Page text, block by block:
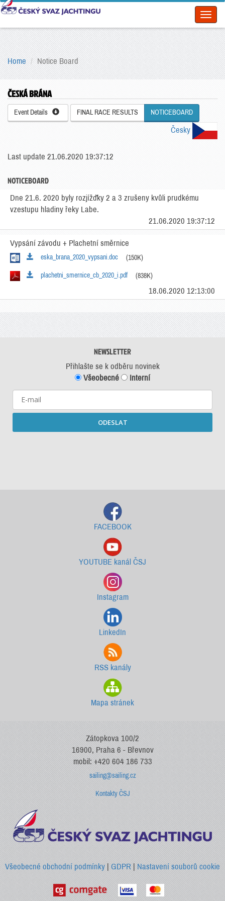
Home Notice Board
ČESKÁ BRÁNA
Event Details FINAL RACE RESULTS NOTICEBOARD
Česky
Last update 21.06.2020 19:37:12
NOTICEBOARD
Dne 21.6. 2020 byly rozjížďky 2 a 3 zrušeny kvůli prudkému
vzestupu hladiny řeky Labe.
21.06.2020 19:37:12
Vypsání závodu + Plachetní směrnice
eska_brana_2020_vypsani.doc (150K)
plachetni_smernice_cb_2020_i.pdf (838K)
18.06.2020 12:13:00
NEWSLETTER
Přihlašte se k odběru novinek
Všeobecné
Interní
ODESLAT
FACEBOOK
YOUTUBE kanál ČSJ
Instagram
LinkedIn
RSS kanály
Mapa stránek
Zátopkova 100/2
16900, Praha 6 - Břevnov
mobil: +420 604 186 733
sailing@sailing.cz
Kontakty ČSJ
Všeobecné obchodní podmínky | GDPR|Nastavení souborů cookie